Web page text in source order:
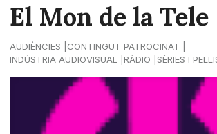
El Mon de la Tele
AUDIÈNCIES
CONTINGUT PATROCINAT
INDÚSTRIA AUDIOVISUAL
RÀDIO SÈRIES I